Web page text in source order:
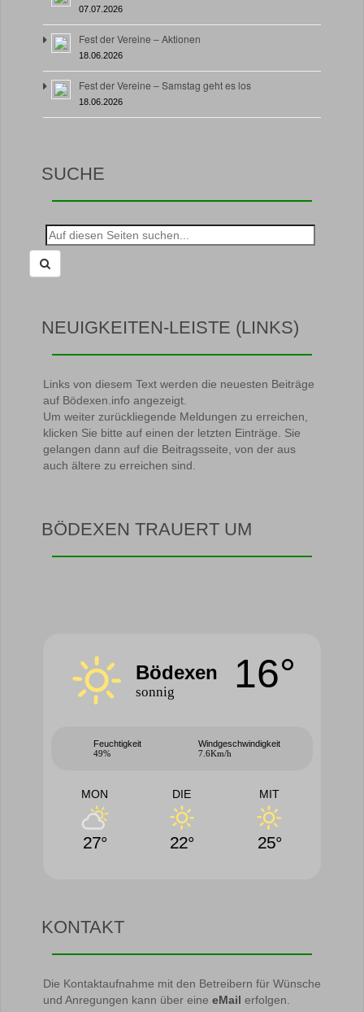
07.07.2026
Fest der Vereine – Aktionen
18.06.2026
Fest der Vereine – Samstag geht es los
18.06.2026
SUCHE
Suche
nach:
NEUIGKEITEN-LEISTE (LINKS)
Links von diesem Text werden die neuesten Beiträge
auf Bödexen.info angezeigt.
Um weiter zurückliegende Meldungen zu erreichen,
klicken Sie bitte auf einen der letzten Einträge. Sie
gelangen dann auf die Beitragsseite, von der aus
auch ältere zu erreichen sind.
BÖDEXEN TRAUERT UM
Bödexen
sonnig 16°
Feuchtigkeit
49%
Windgeschwindigkeit
7.6Km/h
MON
27°
DIE
22°
MIT
25°
KONTAKT
Die Kontaktaufnahme mit den Betreibern für Wünsche
und Anregungen kann über eine eMail erfolgen.